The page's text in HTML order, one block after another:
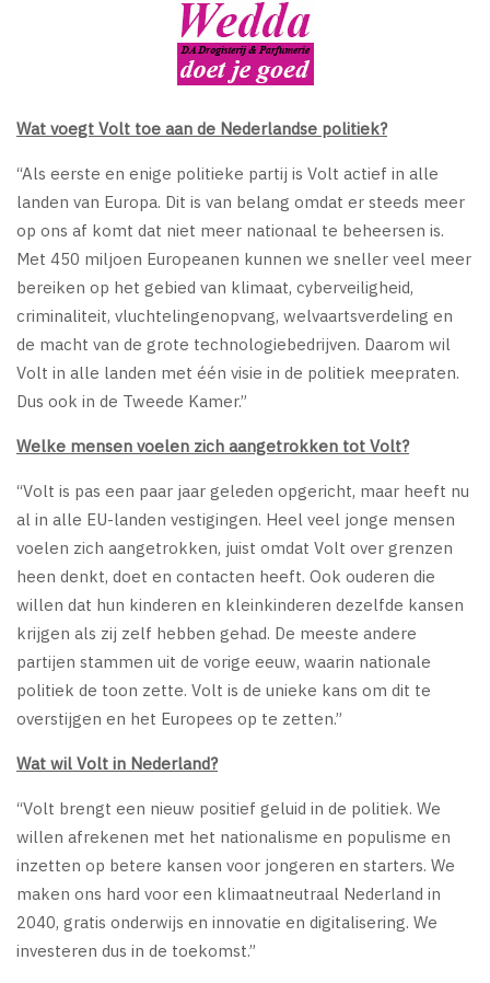
Wat voegt Volt toe aan de Nederlandse politiek?
“Als eerste en enige politieke partij is Volt actief in alle
landen van Europa. Dit is van belang omdat er steeds meer
op ons af komt dat niet meer nationaal te beheersen is.
Met 450 miljoen Europeanen kunnen we sneller veel meer
bereiken op het gebied van klimaat, cyberveiligheid,
criminaliteit, vluchtelingenopvang, welvaartsverdeling en
de macht van de grote technologiebedrijven. Daarom wil
Volt in alle landen met één visie in de politiek meepraten.
Dus ook in de Tweede Kamer.”
Welke mensen voelen zich aangetrokken tot Volt?
“Volt is pas een paar jaar geleden opgericht, maar heeft nu
al in alle EU-landen vestigingen. Heel veel jonge mensen
voelen zich aangetrokken, juist omdat Volt over grenzen
heen denkt, doet en contacten heeft. Ook ouderen die
willen dat hun kinderen en kleinkinderen dezelfde kansen
krijgen als zij zelf hebben gehad. De meeste andere
partijen stammen uit de vorige eeuw, waarin nationale
politiek de toon zette. Volt is de unieke kans om dit te
overstijgen en het Europees op te zetten.”
Wat wil Volt in Nederland?
“Volt brengt een nieuw positief geluid in de politiek. We
willen afrekenen met het nationalisme en populisme en
inzetten op betere kansen voor jongeren en starters. We
maken ons hard voor een klimaatneutraal Nederland in
2040, gratis onderwijs en innovatie en digitalisering. We
investeren dus in de toekomst.”